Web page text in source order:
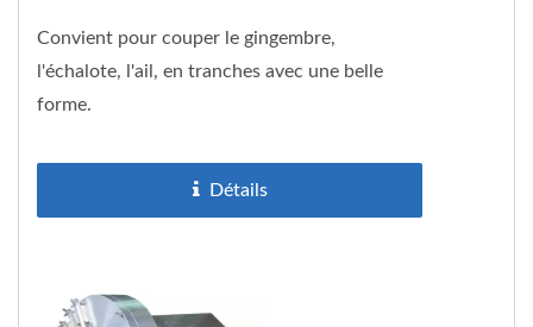
Convient pour couper le gingembre,
l'échalote, l'ail, en tranches avec une belle
forme.
Détails